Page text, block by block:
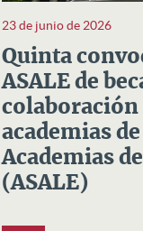
23 de junio de 2026
Quinta
ASALE de
colaboración
academias
Academias
(ASALE)